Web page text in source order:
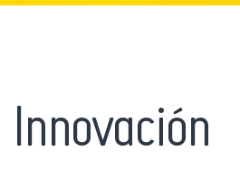
Innovación